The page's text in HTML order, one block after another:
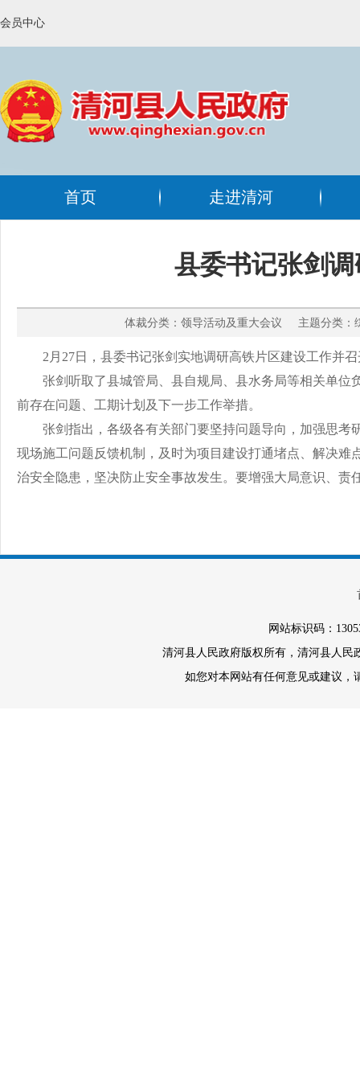
会员中心
首页 走进清河
县委书记张剑
体裁分类：领导活动及重大会议 主题分
2月27日，县委书记张剑实地调研高铁片区建设工作并
张剑听取了县城管局、县自规局、县水务局等相关单
前存在问题、工期计划及下一步工作举措。
张剑指出，各级各有关部门要坚持问题导向，加强思
现场施工问题反馈机制，及时为项目建设打通堵点、解决
治安全隐患，坚决防止安全事故发生。要增强大局意识、
网站标识码：
清河县人民政府版权所有，清河县人
如您对本网站有任何意见或建议，